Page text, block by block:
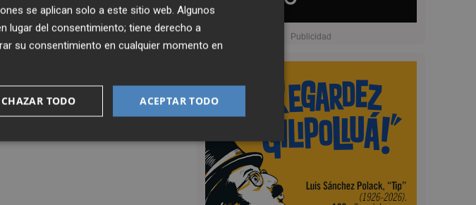
se aplican solo a este sitio web. Algunos
lugar del consentimiento; tiene derecho a
su consentimiento en cualquier momento en
ACEPTAR TODO
TODO